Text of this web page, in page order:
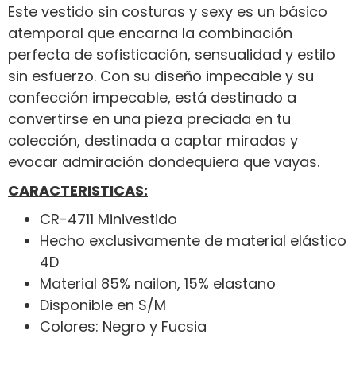
Este vestido sin costuras y sexy es un básico
atemporal que encarna la combinación
perfecta de sofisticación, sensualidad y estilo
sin esfuerzo. Con su diseño impecable y su
confección impecable, está destinado a
convertirse en una pieza preciada en tu
colección, destinada a captar miradas y
evocar admiración dondequiera que vayas.
CARACTERISTICAS:
CR-4711 Minivestido
Hecho exclusivamente de material elástico
4D
Material 85% nailon, 15% elastano
Disponible en S/M
Colores: Negro y Fucsia